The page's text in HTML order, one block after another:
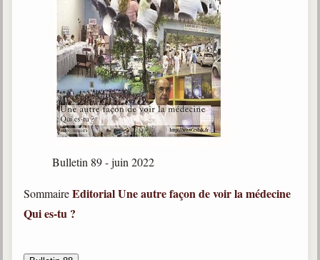
Bulletin 89 - juin 2022
SommaireEditorialUne autre façon de voir la médecine
Qui es-tu ?